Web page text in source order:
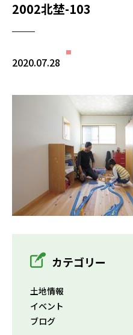
2002北埜-103
2020.07.28
カテゴリー
土地情報
イベント
ブログ